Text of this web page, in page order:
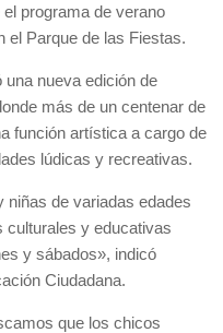
programa de verano
el Parque de las Fiestas.
nueva edición de
más de un centenar de
función artística a cargo de
lúdicas y recreativas.
niñas de variadas edades
culturales y educativas
y sábados», indicó
Ciudadana.
que los chicos